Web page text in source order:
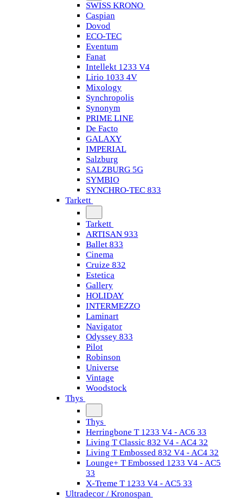
SWISS KRONO
Caspian
Dovod
ECO-TEC
Eventum
Fanat
Intellekt 1233 V4
Lirio 1033 4V
Mixology
Synchropolis
Synonym
PRIME LINE
De Facto
GALAXY
IMPERIAL
Salzburg
SALZBURG 5G
SYMBIO
SYNCHRO-TEC 833
Tarkett
Tarkett
ARTISAN 933
Ballet 833
Cinema
Cruize 832
Estetica
Gallery
HOLIDAY
INTERMEZZO
Laminart
Navigator
Odyssey 833
Pilot
Robinson
Universe
Vintage
Woodstock
Thys
Thys
Herringbone T 1233 V4 - AC6 33
Living T Classic 832 V4 - AC4 32
Living T Embossed 832 V4 - AC4 32
Lounge+ T Embossed 1233 V4 - AC5
33
X-Treme T 1233 V4 - AC5 33
Ultradecor / Kronospan